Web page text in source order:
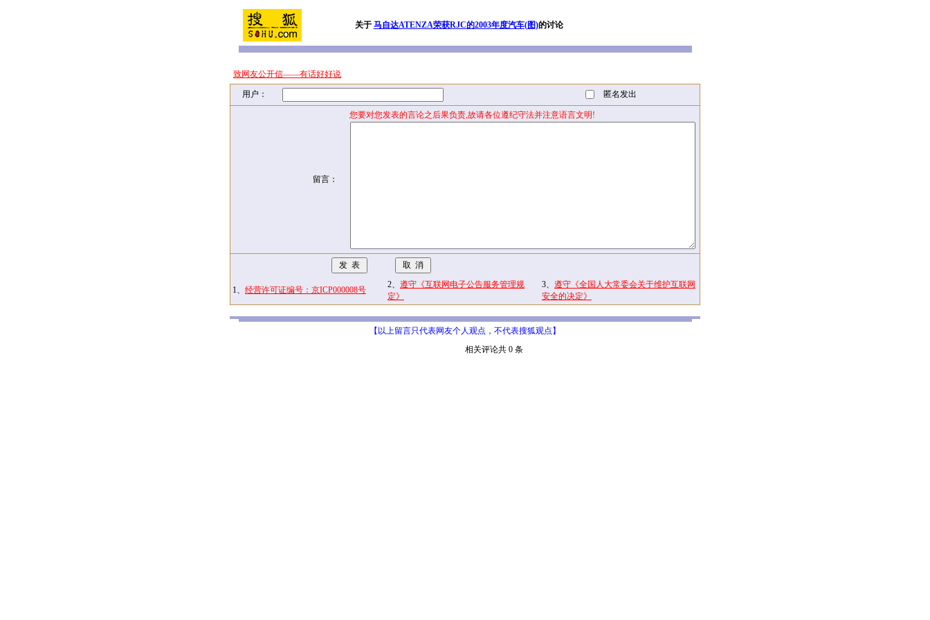
关于 马自达ATENZA荣获RJC的2003年度汽车(图)的讨论
致网友公开信——有话好好说
用户： 匿名发出
留言：
您要对您发表的言论之后果负责,故请各位遵纪守法并注意语言文明!
1、 经营许可证编号：京ICP000008号
2、 遵守《互联网电子公告服务管理规
定》
3、 遵守《全国人大常委会关于维护互联网
安全的决定》
【以上留言只代表网友个人观点，不代表搜狐观点】
相关评论共 0 条